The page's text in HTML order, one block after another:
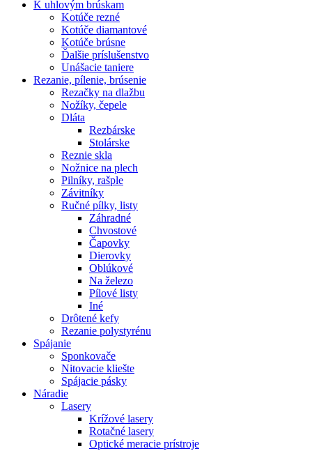
K uhlovým brúskam
Kotúče rezné
Kotúče diamantové
Kotúče brúsne
Ďalšie príslušenstvo
Unášacie taniere
Rezanie, pílenie, brúsenie
Rezačky na dlažbu
Nožíky, čepele
Dláta
Rezbárske
Stolárske
Reznie skla
Nožnice na plech
Pilníky, rašple
Závitníky
Ručné pílky, listy
Záhradné
Chvostové
Čapovky
Dierovky
Oblúkové
Na železo
Pílové listy
Iné
Drôtené kefy
Rezanie polystyrénu
Spájanie
Sponkovače
Nitovacie kliešte
Spájacie pásky
Náradie
Lasery
Krížové lasery
Rotačné lasery
Optické meracie prístroje